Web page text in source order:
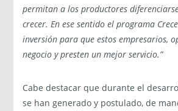
permitan a los productores
crecer. En ese sentido el programa
inversión para que estos empresarios,
negocio y presten un mejor servicio.”
Cabe destacar que durante el
se han generado y postulado, de